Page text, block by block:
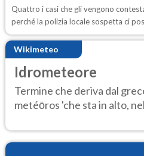
Quattro i casi che gli vengono
perché la polizia locale sospetta ci
Wikimeteo
Idrometeore
Termine che deriva dal
metéōros 'che sta in alto,